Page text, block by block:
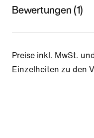
Bewertungen (1)
Preise inkl. MwSt.
Einzelheiten zu den